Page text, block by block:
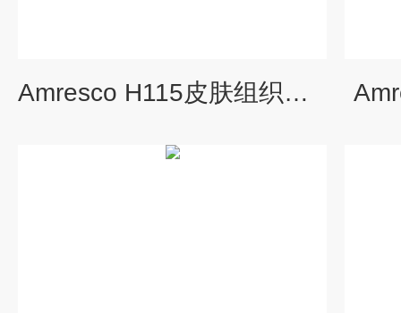
Amresco H115皮肤组织固定剂